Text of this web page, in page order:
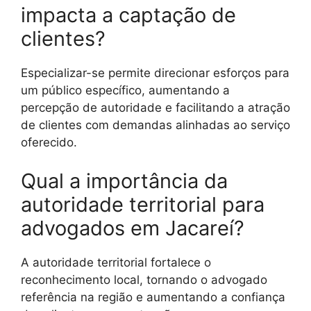
impacta a captação de
clientes?
Especializar-se permite direcionar esforços para
um público específico, aumentando a
percepção de autoridade e facilitando a atração
de clientes com demandas alinhadas ao serviço
oferecido.
Qual a importância da
autoridade territorial para
advogados em Jacareí?
A autoridade territorial fortalece o
reconhecimento local, tornando o advogado
referência na região e aumentando a confiança